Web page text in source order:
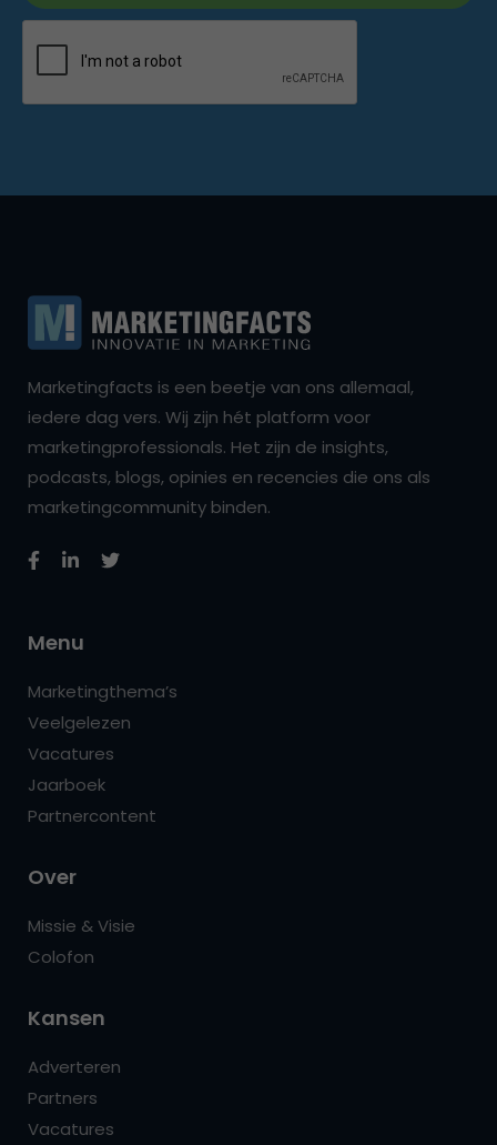
Marketingfacts is een beetje van ons allemaal,
iedere dag vers. Wij zijn hét platform voor
marketingprofessionals. Het zijn de insights,
podcasts, blogs, opinies en recencies die ons als
marketingcommunity binden.
Menu
Marketingthema’s
Veelgelezen
Vacatures
Jaarboek
Partnercontent
Over
Missie & Visie
Colofon
Kansen
Adverteren
Partners
Vacatures